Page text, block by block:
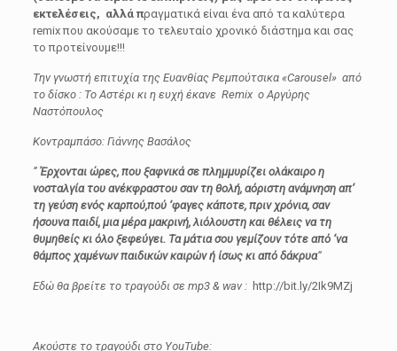
εκτελέσεις, αλλά πραγματικά είναι ένα από τα καλύτερα
remix που ακούσαμε το τελευταίο χρονικό διάστημα και σας
το προτείνουμε!!!
Την γνωστή επιτυχία της Ευανθίας Ρεμπούτσικα «Carousel» από
το δίσκο : Το Αστέρι κι η ευχή έκανε Remix ο Αργύρης
Ναστόπουλος
Κοντραμπάσο: Γιάννης Βασάλος
” Έρχονται ώρες, που ξαφνικά σε πλημμυρίζει ολάκαιρο η
νοσταλγία του ανέκφραστου σαν τη θολή, αόριστη ανάμνηση απ’
τη γεύση ενός καρπού,πού ‘φαγες κάποτε, πριν χρόνια, σαν
ήσουνα παιδί, μια μέρα μακρινή, λιόλουστη και θέλεις να τη
θυμηθείς κι όλο ξεφεύγει. Τα μάτια σου γεμίζουν τότε από ‘να
θάμπος χαμένων παιδικών καιρών ή ίσως κι από δάκρυα“
Εδώ θα βρείτε το τραγούδι σε mp3 & wav : http://bit.ly/2Ik9MZj
Ακούστε το τραγούδι στο YouTube: